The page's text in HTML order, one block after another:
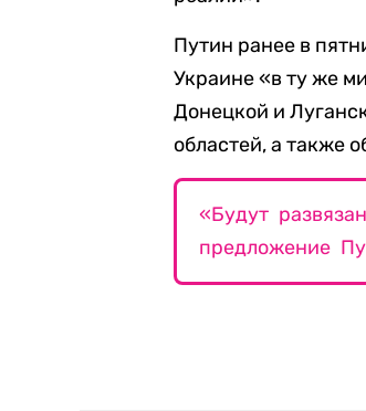
Путин ранее в
Украине «в ту же
Донецкой и
областей, а также
«Будут
предложение